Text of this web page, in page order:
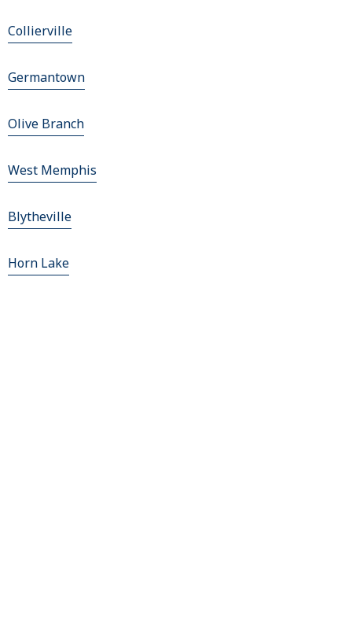
Collierville
Germantown
Olive Branch
West Memphis
Blytheville
Horn Lake